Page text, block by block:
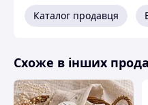
Каталог продавця
Схоже в інших